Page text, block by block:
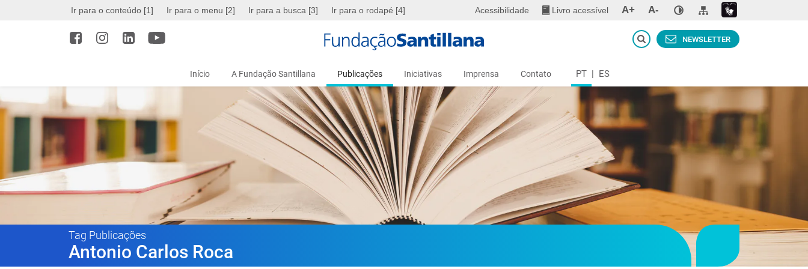
Ir para o conteúdo [1] Ir para o menu [2] Ir para a busca [3] Ir para o rodapé [4] Acessibilidade Livro acessível A+ A-
Início A Fundação Santillana Publicações Iniciativas Imprensa Contato PT | ES
NEWSLETTER
Tag Publicações
Antonio Carlos Roca